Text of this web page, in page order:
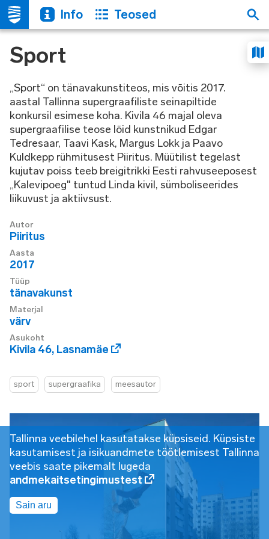
Info Teosed
Sport
„Sport“ on tänavakunstiteos, mis võitis 2017.
aastal Tallinna supergraafiliste seinapiltide
konkursil esimese koha. Kivila 46 majal oleva
supergraafilise teose lõid kunstnikud Edgar
Tedresaar, Taavi Kask, Margus Lokk ja Paavo
Kuldkepp rühmitusest Piiritus. Müütilist tegelast
kujutav poiss teeb breigitrikki Eesti rahvuseeposest
„Kalevipoeg" tuntud Linda kivil, sümboliseerides
liikuvust ja aktiivsust.
Autor
Piiritus
Aasta
2017
Tüüp
tänavakunst
Materjal
värv
Asukoht
Kivila 46, Lasnamäe
sport supergraafika meesautor
Tallinna veebilehel kasutatakse küpsiseid. Küpsiste
kasutamisest ja isikuandmete töötlemisest Tallinna
veebis saate pikemalt lugeda
andmekaitsetingimustest
Sain aru